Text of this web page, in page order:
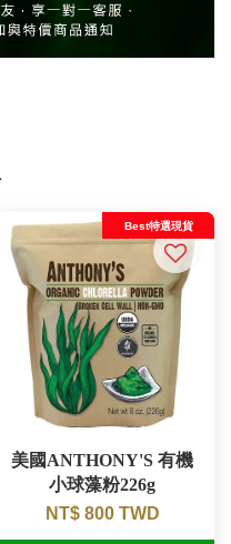
Best特選現貨
美國ANTHONY'S 有機
小球藻粉226g
NT$ 800 TWD